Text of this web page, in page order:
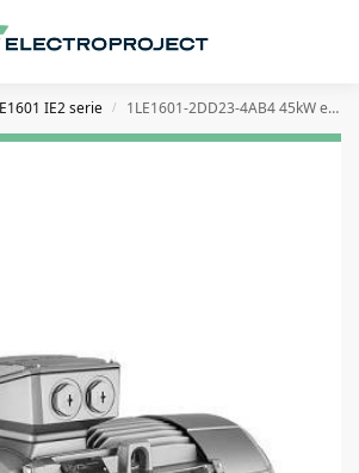
IE2 serie / 1LE1601-2DD23-4AB4 45kW elektromotor